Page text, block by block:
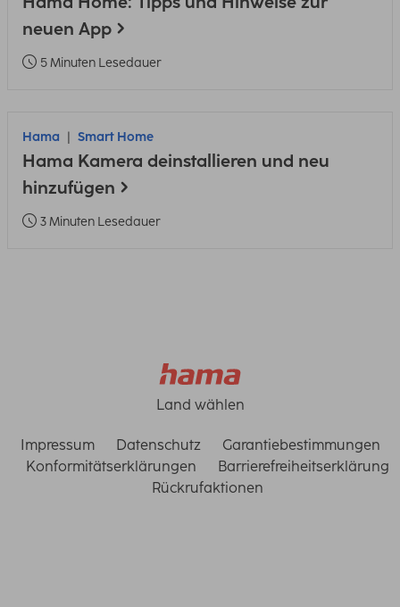
neuen App
5 Minuten Lesedauer
Hama Smart Home
Hama Kamera deinstallieren und neu
hinzufügen
3 Minuten Lesedauer
Land wählen
Impressum Datenschutz
Garantiebestimmungen
Konformitätserklärungen
Barrierefreiheitserklärung
Rückrufaktionen